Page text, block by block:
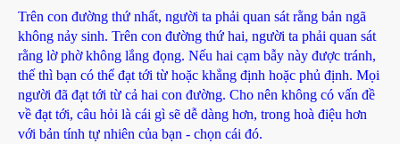
Trên con đường thứ nhất, người ta phải quan sát rằng bản ngã
không nảy sinh. Trên con đường thứ hai, người ta phải quan sát
rằng lờ phờ không lắng đọng. Nếu hai cạm bẫy này được tránh,
thế thì bạn có thể đạt tới từ hoặc khẳng định hoặc phủ định. Mọi
người đã đạt tới từ cả hai con đường. Cho nên không có vấn đề
về đạt tới, câu hỏi là cái gì sẽ dễ dàng hơn, trong hoà điệu hơn
với bản tính tự nhiên của bạn - chọn cái đó.